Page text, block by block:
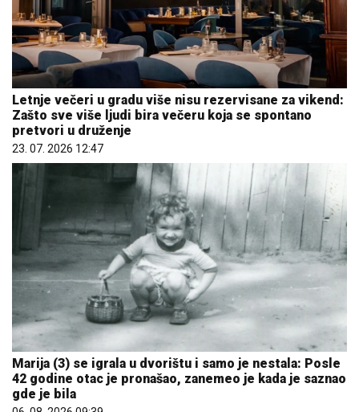
Letnje večeri u gradu više nisu rezervisane za vikend:
Zašto sve više ljudi bira večeru koja se spontano
pretvori u druženje
23. 07. 2026 12:47
Marija (3) se igrala u dvorištu i samo je nestala: Posle
42 godine otac je pronašao, zanemeo je kada je saznao
gde je bila